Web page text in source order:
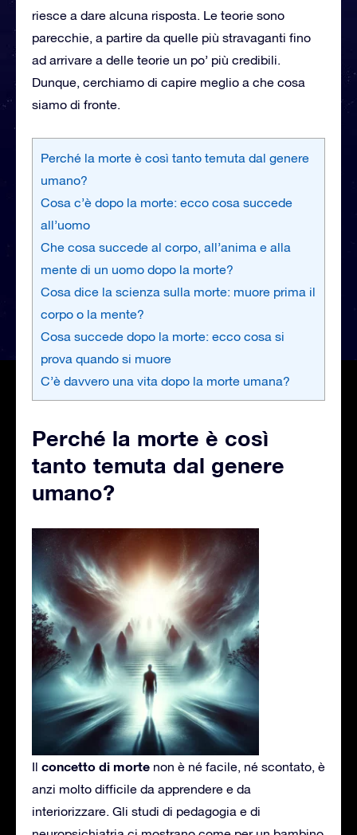
riesce a dare alcuna risposta. Le teorie sono
parecchie, a partire da quelle più stravaganti fino
ad arrivare a delle teorie un po’ più credibili.
Dunque, cerchiamo di capire meglio a che cosa
siamo di fronte.
Perché la morte è così tanto temuta dal genere
umano?
Cosa c’è dopo la morte: ecco cosa succede
all’uomo
Che cosa succede al corpo, all’anima e alla
mente di un uomo dopo la morte?
Cosa dice la scienza sulla morte: muore prima il
corpo o la mente?
Cosa succede dopo la morte: ecco cosa si
prova quando si muore
C’è davvero una vita dopo la morte umana?
Perché la morte è così
tanto temuta dal genere
umano?
Il concetto di morte non è né facile, né scontato, è
anzi molto difficile da apprendere e da
interiorizzare. Gli studi di pedagogia e di